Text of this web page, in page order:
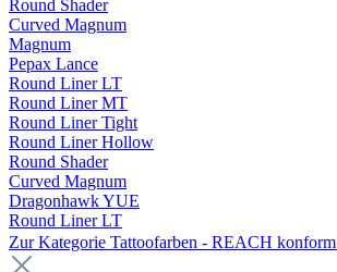
Round Shader
Curved Magnum
Magnum
Pepax Lance
Round Liner LT
Round Liner MT
Round Liner Tight
Round Liner Hollow
Round Shader
Curved Magnum
Dragonhawk YUE
Round Liner LT
Zur Kategorie Tattoofarben - REACH konform